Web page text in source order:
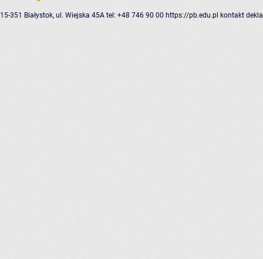
15-351 Białystok, ul. Wiejska 45A tel: +48 746 90 00 https://pb.edu.pl kontakt